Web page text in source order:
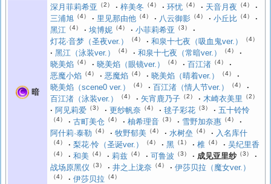
暗
深月菲莉希亚 （2） 梓美冬 （4） 环忧 （4） 天音月夜 （4）
三浦旭 （4） 里见那由他 （4） 八云御影 （4） 小丘比 （4）
黑江 （4） 埃博妮 （4） 小菲莉希亚 （3）
灯花·音梦（圣夜ver.） （4） 和泉十七夜（吸血鬼ver.） （4）
黑江（泳装ver.） （4） 和泉十七夜（常暗ver.） （4）
晓美焰 （4） 晓美焰（眼镜ver.） （4） 百江渚 （4）
恶魔小焰 （4） 恶魔焰 （4） 晓美焰（晴着ver.） （4）
晓美焰（scene0 ver.） （4） 百江渚（情人节ver.） （4）
百江渚（泳装ver.） （4） 矢宵鹿乃子 （2） 木崎衣美里 （2）
阿见莉爱 （3） 更纱帆奈 （4） 毬子彩花 （3） 五十铃怜
（4） 古町美仓 （4） 柚希理音 （3） 雪野加奈惠 （4）
阿什莉·泰勒 （4） 牧野郁美 （4） 水树垒 （4） 入名库什
（4） 梨花·怜（圣诞ver.） （4） 黑 （1） 椎 （4） 吴纪里香
（4） 和美 （4） 莉兹 （4） 可鲁波 （3） 成见亚里纱（3）
战场原黑仪 （3） 井之上泷奈 （4） 伊莎贝拉（魔女ver.）
（4） 伊莎贝拉 （4）